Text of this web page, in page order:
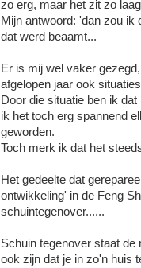
zo erg, maar het zit zo
Mijn antwoord: 'dan zou
dat werd beaamt...
Er is mij wel vaker
afgelopen jaar ook
Door die situatie ben ik
ik het toch erg spannend
geworden.
Toch merk ik dat het
Het gedeelte dat
ontwikkeling' in de Feng
schuintegenover......
Schuin tegenover staat de
ook zijn dat je in zo'n huis